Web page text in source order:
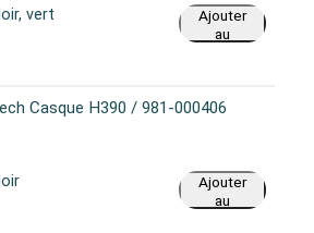
vert
Ajouter
au
Casque H390 / 981-000406
Ajouter
au